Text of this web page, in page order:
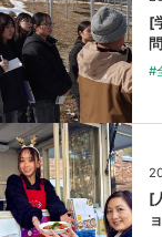
[
#
[